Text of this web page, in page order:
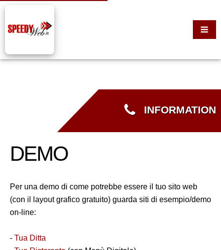
INFORMATION
DEMO
Per una demo di come potrebbe essere il tuo sito web
(con il layout grafico gratuito) guarda siti di esempio/demo
on-line:
- Tua Ditta